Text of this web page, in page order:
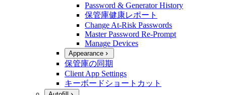
Password & Generator History
保管庫健康レポート
Change At-Risk Passwords
Master Password Re-Prompt
Manage Devices
Appearance
保管庫の同期
Client App Settings
キーボードショートカット